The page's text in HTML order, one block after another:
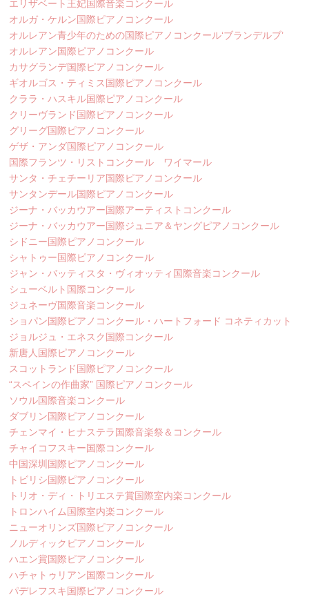
エリザベート王妃国際音楽コンクール
オルガ・ケルン国際ピアノコンクール
オルレアン青少年のための国際ピアノコンクール‘ブランデルブ’
オルレアン国際ピアノコンクール
カサグランデ国際ピアノコンクール
ギオルゴス・ティミス国際ピアノコンクール
クララ・ハスキル国際ピアノコンクール
クリーヴランド国際ピアノコンクール
グリーグ国際ピアノコンクール
ゲザ・アンダ国際ピアノコンクール
国際フランツ・リストコンクール ワイマール
サンタ・チェチーリア国際ピアノコンクール
サンタンデール国際ピアノコンクール
ジーナ・バッカウアー国際アーティストコンクール
ジーナ・バッカウアー国際ジュニア＆ヤングピアノコンクール
シドニー国際ピアノコンクール
シャトゥー国際ピアノコンクール
ジャン・バッティスタ・ヴィオッティ国際音楽コンクール
シューベルト国際コンクール
ジュネーヴ国際音楽コンクール
ショパン国際ピアノコンクール・ハートフォード コネティカット
ジョルジュ・エネスク国際コンクール
新唐人国際ピアノコンクール
スコットランド国際ピアノコンクール
“スペインの作曲家” 国際ピアノコンクール
ソウル国際音楽コンクール
ダブリン国際ピアノコンクール
チェンマイ・ヒナステラ国際音楽祭＆コンクール
チャイコフスキー国際コンクール
中国深圳国際ピアノコンクール
トビリシ国際ピアノコンクール
トリオ・ディ・トリエステ賞国際室内楽コンクール
トロンハイム国際室内楽コンクール
ニューオリンズ国際ピアノコンクール
ノルディックピアノコンクール
ハエン賞国際ピアノコンクール
ハチャトゥリアン国際コンクール
パデレフスキ国際ピアノコンクール